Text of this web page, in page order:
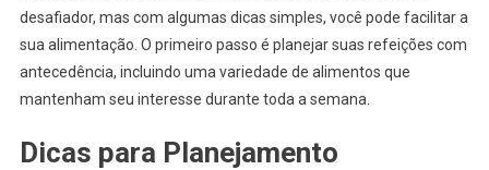
desafiador, mas com algumas dicas simples, você pode facilitar a
sua alimentação. O primeiro passo é planejar suas refeições com
antecedência, incluindo uma variedade de alimentos que
mantenham seu interesse durante toda a semana.
Dicas para Planejamento